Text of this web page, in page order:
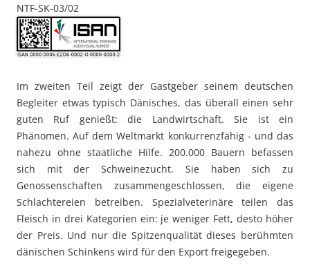
NTF-SK-03/02
Im zweiten Teil zeigt der Gastgeber seinem deutschen
Begleiter etwas typisch Dänisches, das überall einen sehr
guten Ruf genießt: die Landwirtschaft. Sie ist ein
Phänomen. Auf dem Weltmarkt konkurrenzfähig - und das
nahezu ohne staatliche Hilfe. 200.000 Bauern befassen
sich mit der Schweinezucht. Sie haben sich zu
Genossenschaften zusammengeschlossen, die eigene
Schlachtereien betreiben. Spezialveterinäre teilen das
Fleisch in drei Kategorien ein: je weniger Fett, desto höher
der Preis. Und nur die Spitzenqualität dieses berühmten
dänischen Schinkens wird für den Export freigegeben.